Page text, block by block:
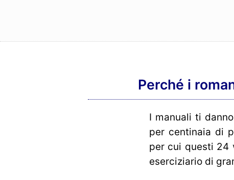
Perché i
I manuali ti
per centinaia di
per cui questi 24
eserciziario di